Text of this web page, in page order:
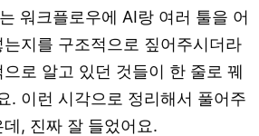
워크플로우에 AI랑 여러 툴을 어
지를 구조적으로 짚어주시더라
로 알고 있던 것들이 한 줄로 꿰
. 이런 시각으로 정리해서 풀어주
, 진짜 잘 들었어요.